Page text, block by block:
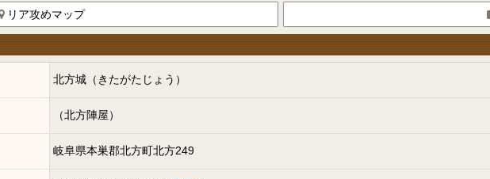
リア攻めマップ
北方城（きたがたじょう）
（北方陣屋）
岐阜県本巣郡北方町北方249